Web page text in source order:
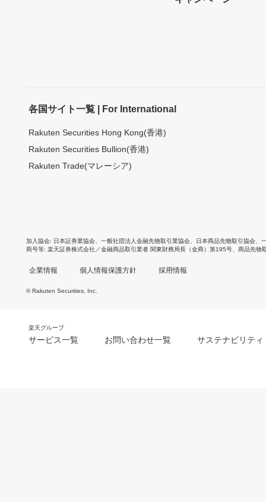
各国サイト一覧 | For International
Rakuten Securities Hong Kong(香港)
Rakuten Securities Bullion(香港)
Rakuten Trade(マレーシア)
加入協会 日本証券業協会 一般社団法人金融先物取引業協会 日本商品先物取引協会
商号等 楽天証券株式会社／金融商品取引業者 関東財務局長（金商）第195号、商品先物
企業情報 個人情報保護方針 採用情報
© Rakuten Securities, Inc.
楽天グループ
サービス一覧 お問い合わせ一覧 サステナビリティ